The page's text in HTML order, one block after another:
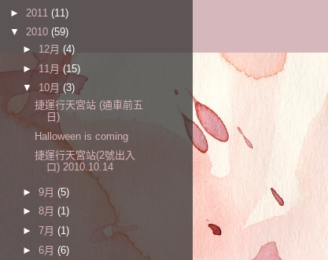
► 2011 (11)
▼ 2010 (59)
► 12月 (4)
► 11月(15)
▼ 10月 (3)
捷運行天宮站 (通車前五
日)
Halloween is coming
捷運行天宮站(2號出入
口) 2010.10.14
► 9月 (5)
► 8月 (1)
► 7月 (1)
► 6月 (6)